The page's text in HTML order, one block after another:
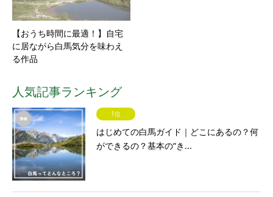
【おうち時間に最適！】自宅
に居ながら白馬気分を味わえ
る作品
人気記事ランキング
1位
はじめての白馬ガイド｜どこにあるの？何
ができるの？基本の“き...